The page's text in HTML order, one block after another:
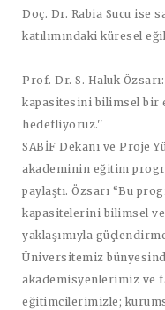
Doç. Dr. Rabia Sucu ise
katılımındaki küresel
Prof. Dr. S. Haluk
kapasitesini bilimsel bir
hedefliyoruz.''
SABİF Dekanı ve Proje
akademinin eğitim
paylaştı. Özsarı “Bu
kapasitelerini bilimsel
yaklaşımıyla
Üniversitemiz
akademisyenlerimiz ve
eğitimcilerimizle;